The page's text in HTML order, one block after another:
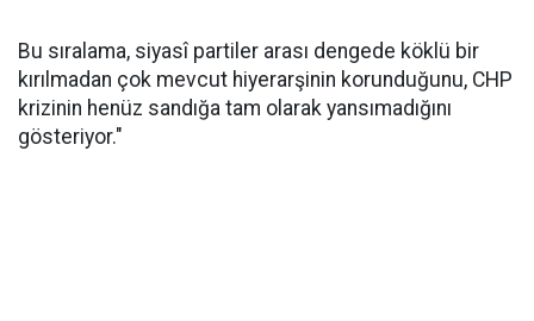
Bu sıralama, siyasî partiler arası dengede köklü bir
kırılmadan çok mevcut hiyerarşinin korunduğunu, CHP
krizinin henüz sandığa tam olarak yansımadığını
gösteriyor."